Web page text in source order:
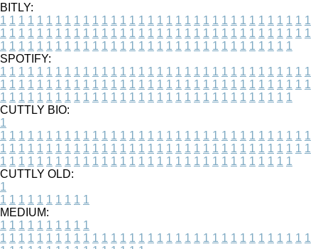
BITLY:
1 1 1 1 1 1 1 1 1 1 1 1 1 1 1 1 1 1 1 1 1 1 1 1 1 1 1 1 1 1 1 1 1 1
1 1 1 1 1 1 1 1 1 1 1 1 1 1 1 1 1 1 1 1 1 1 1 1 1 1 1 1 1 1 1 1 1 1
1 1 1 1 1 1 1 1 1 1 1 1 1 1 1 1 1 1 1 1 1 1 1 1 1 1 1 1 1 1 1 1
SPOTIFY:
1 1 1 1 1 1 1 1 1 1 1 1 1 1 1 1 1 1 1 1 1 1 1 1 1 1 1 1 1 1 1 1 1 1
1 1 1 1 1 1 1 1 1 1 1 1 1 1 1 1 1 1 1 1 1 1 1 1 1 1 1 1 1 1 1 1 1 1
1 1 1 1 1 1 1 1 1 1 1 1 1 1 1 1 1 1 1 1 1 1 1 1 1 1 1 1 1 1 1 1
CUTTLY BIO:
1
1 1 1 1 1 1 1 1 1 1 1 1 1 1 1 1 1 1 1 1 1 1 1 1 1 1 1 1 1 1 1 1 1 1
1 1 1 1 1 1 1 1 1 1 1 1 1 1 1 1 1 1 1 1 1 1 1 1 1 1 1 1 1 1 1 1 1 1
1 1 1 1 1 1 1 1 1 1 1 1 1 1 1 1 1 1 1 1 1 1 1 1 1 1 1 1 1 1 1 1
CUTTLY OLD:
1
1 1 1 1 1 1 1 1 1 1
MEDIUM:
1 1 1 1 1 1 1 1 1 1
1 1 1 1 1 1 1 1 1 1 1 1 1 1 1 1 1 1 1 1 1 1 1 1 1 1 1 1 1 1 1 1 1 1